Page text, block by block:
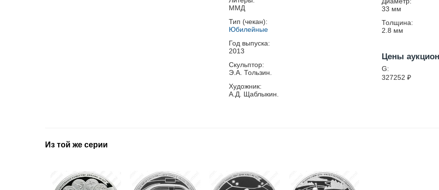
ММД
Тип (чекан):
Юбилейные
Год выпуска:
2013
Скульптор:
Э.А. Тользин.
Художник:
А.Д. Щаблыкин.
33 мм
Толщина:
2.8 мм
Цены
G:
327252 ₽
Из той же серии